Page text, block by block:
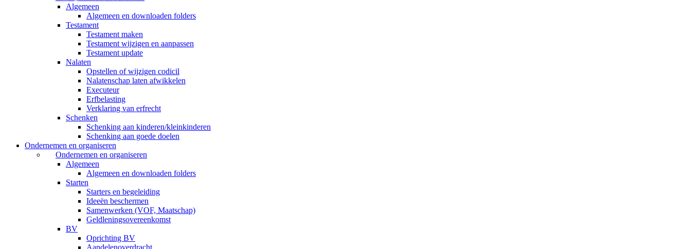
Algemeen
Algemeen en downloaden folders
Testament
Testament maken
Testament wijzigen en aanpassen
Testament update
Nalaten
Opstellen of wijzigen codicil
Nalatenschap laten afwikkelen
Executeur
Erfbelasting
Verklaring van erfrecht
Schenken
Schenking aan kinderen/kleinkinderen
Schenking aan goede doelen
Ondernemen en organiseren
Ondernemen en organiseren
Algemeen
Algemeen en downloaden folders
Starten
Starters en begeleiding
Ideeën beschermen
Samenwerken (VOF, Maatschap)
Geldleningsovereenkomst
BV
Oprichting BV
Aandelenoverdracht